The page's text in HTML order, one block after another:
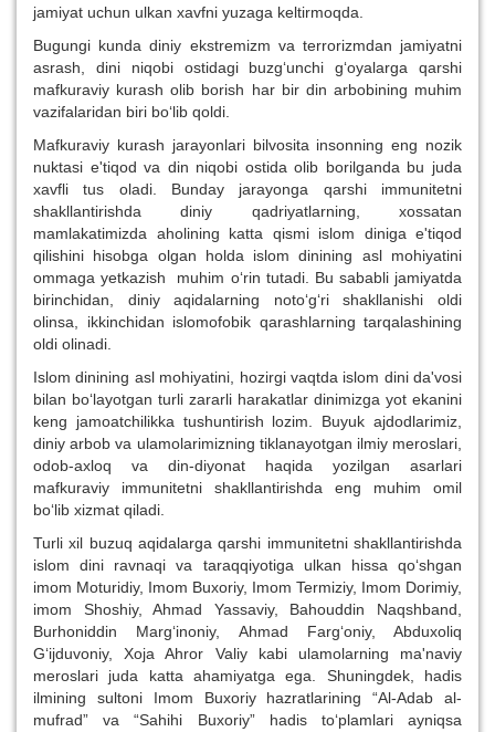
jamiyat uchun ulkan xavfni yuzaga keltirmoqda.
Bugungi kunda diniy ekstremizm va terrorizmdan jamiyatni
asrash, dini niqobi ostidagi buzg‘unchi g‘oyalarga qarshi
mafkuraviy kurash olib borish har bir din arbobining muhim
vazifalaridan biri bo‘lib qoldi.
Mafkuraviy kurash jarayonlari bilvosita insonning eng nozik
nuktasi e'tiqod va din niqobi ostida olib borilganda bu juda
xavfli tus oladi. Bunday jarayonga qarshi immunitetni
shakllantirishda diniy qadriyatlarning, xossatan
mamlakatimizda aholining katta qismi islom diniga e'tiqod
qilishini hisobga olgan holda islom dinining asl mohiyatini
ommaga yetkazish muhim o‘rin tutadi. Bu sababli jamiyatda
birinchidan, diniy aqidalarning noto‘g‘ri shakllanishi oldi
olinsa, ikkinchidan islomofobik qarashlarning tarqalashining
oldi olinadi.
Islom dinining asl mohiyatini, hozirgi vaqtda islom dini da'vosi
bilan bo‘layotgan turli zararli harakatlar dinimizga yot ekanini
keng jamoatchilikka tushuntirish lozim. Buyuk ajdodlarimiz,
diniy arbob va ulamolarimizning tiklanayotgan ilmiy meroslari,
odob-axloq va din-diyonat haqida yozilgan asarlari
mafkuraviy immunitetni shakllantirishda eng muhim omil
bo‘lib xizmat qiladi.
Turli xil buzuq aqidalarga qarshi immunitetni shakllantirishda
islom dini ravnaqi va taraqqiyotiga ulkan hissa qo‘shgan
imom Moturidiy, Imom Buxoriy, Imom Termiziy, Imom Dorimiy,
imom Shoshiy, Ahmad Yassaviy, Bahouddin Naqshband,
Burhoniddin Marg‘inoniy, Ahmad Farg‘oniy, Abduxoliq
G‘ijduvoniy, Xoja Ahror Valiy kabi ulamolarning ma'naviy
meroslari juda katta ahamiyatga ega. Shuningdek, hadis
ilmining sultoni Imom Buxoriy hazratlarining “Al-Adab al-
mufrad” va “Sahihi Buxoriy” hadis to‘plamlari ayniqsa